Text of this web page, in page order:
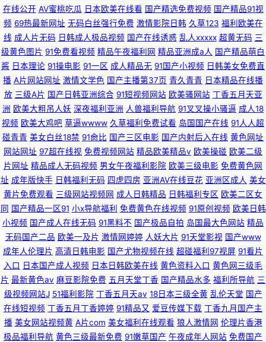
在线公开 AV蜜桃吃瓜 日本欧美在线看 国产精选免费视频 国产精品91视
频 69热最新网址 无码白丝强行免费 激情影院日韩 久草123 福利欧美在
线 成人片无码 日韩成人极品视频 国产在线诱惑 乱人xxxxx 超黄无码 三
级黄色图片 91免费看视频 精品午夜福利网 精品亚洲成a人 国产精品萌白
酱 日本理论 91操电影 91一区 成人精品无 91国产小视频 日韩美女免费直
播 A片网站网址 激情文学色 国产主播第37页 青久青青 日本精品在线播
放 三级A片 国产日韩亚洲综合 91短视频网站 欧美骚网站 丁香五月天亚
洲 欧美大粗吊人妖 深夜福利亚洲 人兽福利导航 91叉叉操小骚逼 成人18
视频 欧美大鸡吧 草逼wwww 久草福利免费试看 岛国国产在线 91人人超
碰青青 美女白丝18禁 91肏比 国产三区电影 国产内射后入在线 黄色网址
网站网址 97超在线视 免费视频网站 精品欧美精品v 欧美操碰 欧美二级
片网址 精品成人无码视频 男女午夜福利影院 欧美三级电影 免费黄色网
址 成年版快手 日韩福利无码 四虎四房 亚洲AV在线豆花 亚洲区成人 美女
黄片免费观看 三级网站视频网 成人日韩精品 日韩福利专区 欧美二区女
同 国产精品一区91 小x导航福利 免费黄色在线视频 91原创视频 欧美日韩
小视频 国产成人在线无码 91黑料不 国产极品自拍 岛国最大色网站 精品
无码国产二品 欧美一及片 激情网婷婷 人妖大片 91天堂影视 国产www
成年人伦理片 高清日韩电影 国产尤物视频在线 超碰福利97视屏 91看片
入口 日本国产成人视频 日本日韩欧美在线 黄色资料入口 黄色网三级毛
片 最新黄色av 麻豆影院免费 五月天堂丁香 国产精品水多 福利所导航 三
级视频网站J 51福利影院 丁香五月天av 18日本三级全黄 乱伦天堂 国产
在线短视频 丁香五月丁香婷婷 91精品又 爱豆传媒下载 丁香九月国产主
播 美女网站视频黄 A片com 美女福利在线观看 狼人激情网 伦理片香港
极品福利导航 黄色三级最新免费 91嫩草国产 午夜成年人网站 免费国产